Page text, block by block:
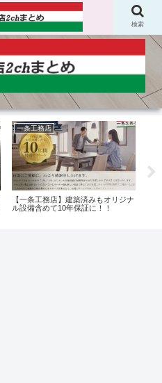
一条工務店
【一条工務店】建築済みもオリジナ
ル設備含めて10年保証に！！
検索